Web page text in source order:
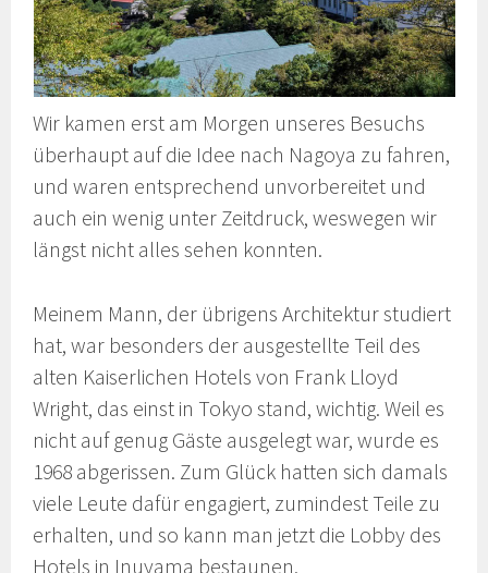
Wir kamen erst am Morgen unseres Besuchs
überhaupt auf die Idee nach Nagoya zu fahren,
und waren entsprechend unvorbereitet und
auch ein wenig unter Zeitdruck, weswegen wir
längst nicht alles sehen konnten.
Meinem Mann, der übrigens Architektur studiert
hat, war besonders der ausgestellte Teil des
alten Kaiserlichen Hotels von Frank Lloyd
Wright, das einst in Tokyo stand, wichtig. Weil es
nicht auf genug Gäste ausgelegt war, wurde es
1968 abgerissen. Zum Glück hatten sich damals
viele Leute dafür engagiert, zumindest Teile zu
erhalten, und so kann man jetzt die Lobby des
Hotels in Inuyama bestaunen.